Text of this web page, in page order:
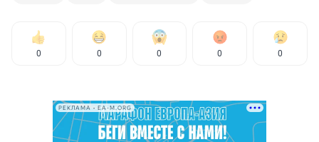
0 0 0 0 0
РЕКЛАМА • EA-M.ORG